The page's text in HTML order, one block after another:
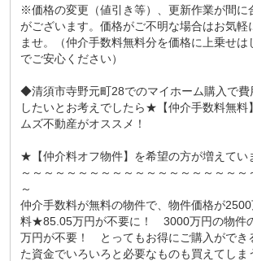
※価格の変更（値引き等）、更新作業が間に
がございます。価格がご不明な場合はお気軽
ませ。（仲介手数料無料分を価格に上乗せは
でご安心ください）
◆清須市寺野元町28でのマイホーム購入で費
したいとお考えでしたら★【仲介手数料無
ムズ不動産がオススメ！
★【仲介料オフ物件】を希望の方が増えてい
～～～～～～～～～～～～～～～～～～～～
～
仲介手数料が無料の物件で、物件価格が
料★85.05万円が不要に！ 3000万円の物件
万円が不要！ とってもお得にご購入ができ
た資金でいろいろと必要なものも買えてしま